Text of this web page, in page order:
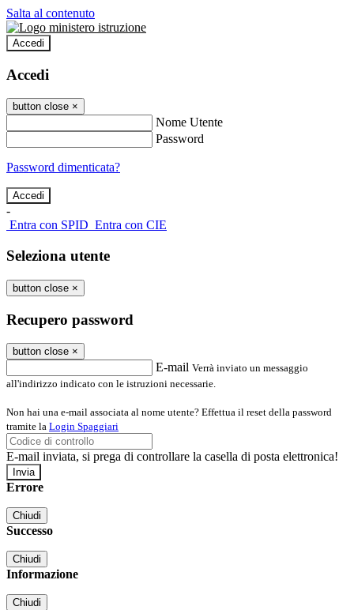
Salta al contenuto
Accedi
Accedi
button close ×
Nome Utente
Password
Password dimenticata?
-
Entra con SPID Entra con CIE
Seleziona utente
button close ×
Recupero password
button close ×
E-mail Verrà inviato un messaggio
all'indirizzo indicato con le istruzioni necessarie.
Non hai una e-mail associata al nome utente? Effettua il reset della password
tramite la Login Spaggiari
E-mail inviata, si prega di controllare la casella di posta elettronica!
Errore
Chiudi
Successo
Chiudi
Informazione
Chiudi